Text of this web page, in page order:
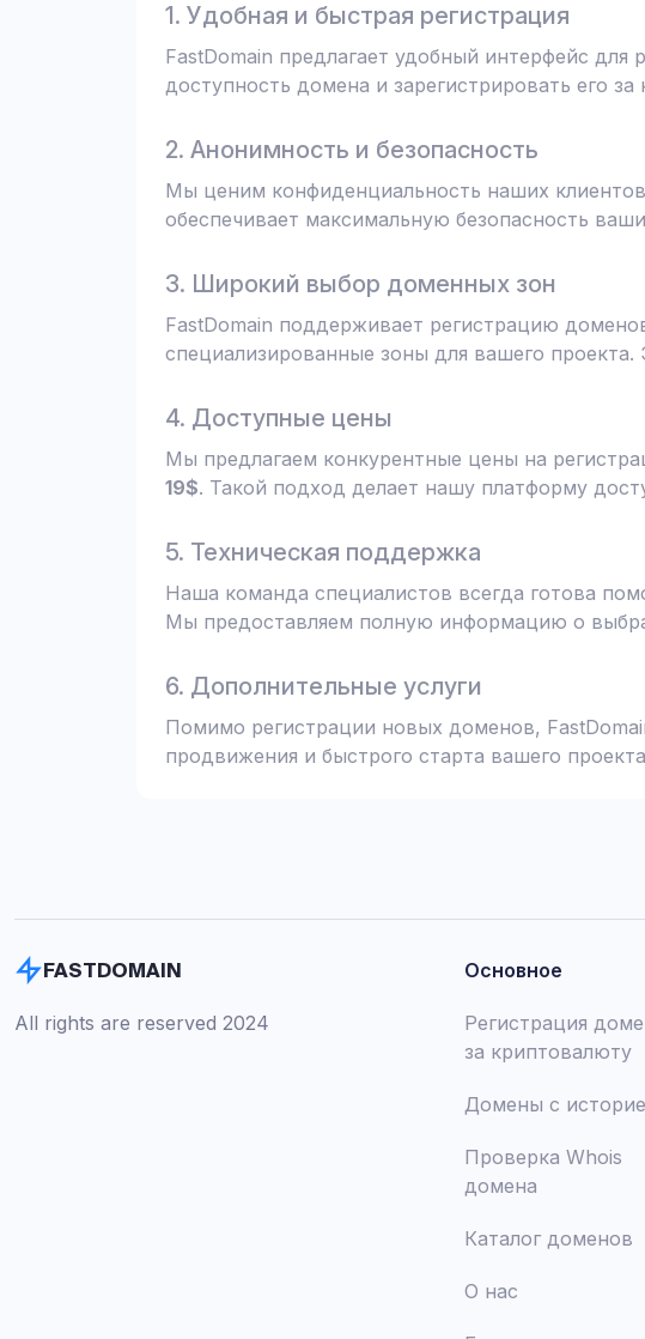
1. Удобная и быстрая регистрация
FastDomain предлагает удобный интерфейс
доступность домена и зарегистрировать его за
2. Анонимность и безопасность
Мы ценим конфиденциальность наших
обеспечивает максимальную безопасность
3. Широкий выбор доменных зон
FastDomain поддерживает регистрацию
специализированные зоны для вашего
4. Доступные цены
Мы предлагаем конкурентные цены на
19$. Такой подход делает нашу платформу
5. Техническая поддержка
Наша команда специалистов всегда готова
Мы предоставляем полную информацию о
6. Дополнительные услуги
Помимо регистрации новых доменов,
продвижения и быстрого старта вашего
FASTDOMAIN
All rights are reserved 2024
Основное
Регистрация
за криптовалюту
Домены с
Проверка Whois
домена
Каталог доменов
О нас